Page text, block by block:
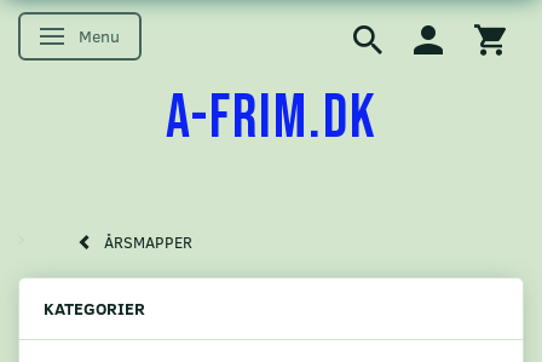
Skifte navigation
Menu
A-FRIM.DK
ÅRSMAPPER
KATEGORIER